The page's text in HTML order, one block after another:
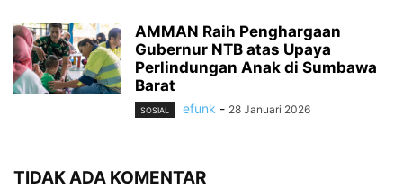
AMMAN Raih Penghargaan
Gubernur NTB atas Upaya
Perlindungan Anak di Sumbawa
Barat
SOSIAL efunk - 28 Januari 2026
TIDAK ADA KOMENTAR